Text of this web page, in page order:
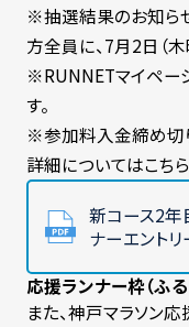
※抽選結果のお知ら
方全員に、7月2日（木
※RUNNETマイペー
す。
※参加料入金締め切り
詳細についてはこち
新コース2年
ナーエント
応援ランナー枠（ふる
また、神戸マラソン